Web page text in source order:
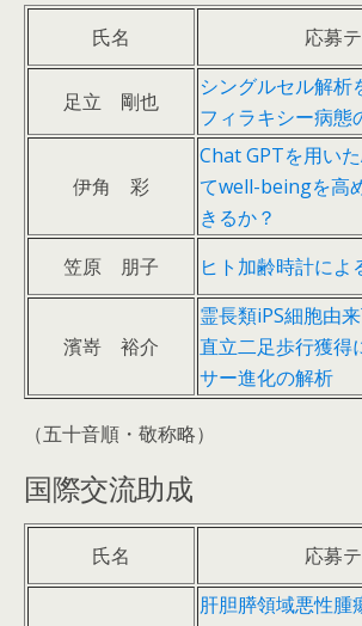
氏名 応募
足立 剛也
シングルセル解析
フィラキシー病態
伊角 彩
Chat GPTを用い
てwell-beingを高
きるか？
笠原 朋子
ヒト加齢時計によ
濱嵜 裕介
霊長類iPS細胞由
直立二足歩行獲得
サー進化の解析
（五十音順・敬称略）
国際交流助成
氏名 応募
肝胆膵領域悪性腫